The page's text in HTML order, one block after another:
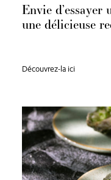
Envie
une délicieuse
Découvrez-la ici